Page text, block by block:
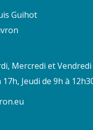
Guihot
Mercredi et
Jeudi de 9h à